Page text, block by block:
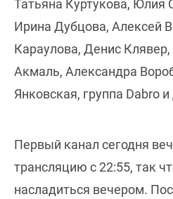
Татьяна Куртукова, Юлия
Ирина Дубцова, Алексей
Караулова, Денис
Акмаль, Александра
Янковская, группа Dabro и
Первый канал сегодня
трансляцию с 22:55, так
насладиться вечером.